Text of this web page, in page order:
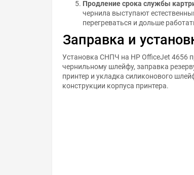
Продление срока службы
чернила выступают
перегреваться и дольше
Заправка и
Установка СНПЧ на HP OfficeJet 4656
чернильному шлейфу, заправка
принтер и укладка силиконового
конструкции корпуса принтера.